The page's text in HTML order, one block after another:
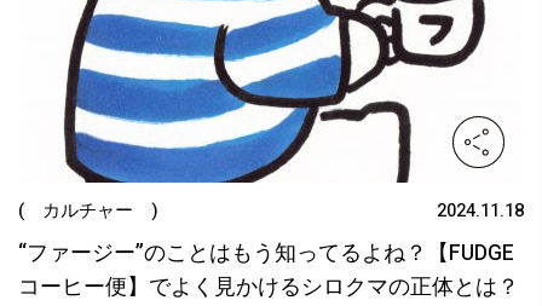
( カルチャー ) 2024.11.18
“ファージー”のことはもう知ってるよね？【FUDGE
コーヒー便】でよく見かけるシロクマの正体とは？